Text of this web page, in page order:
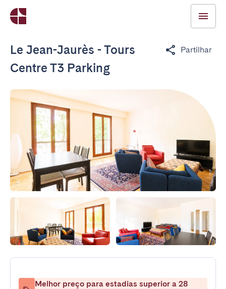
Le Jean-Jaurès - Tours
Centre T3 Parking
Partilhar
Melhor preço para estadias superior a 28